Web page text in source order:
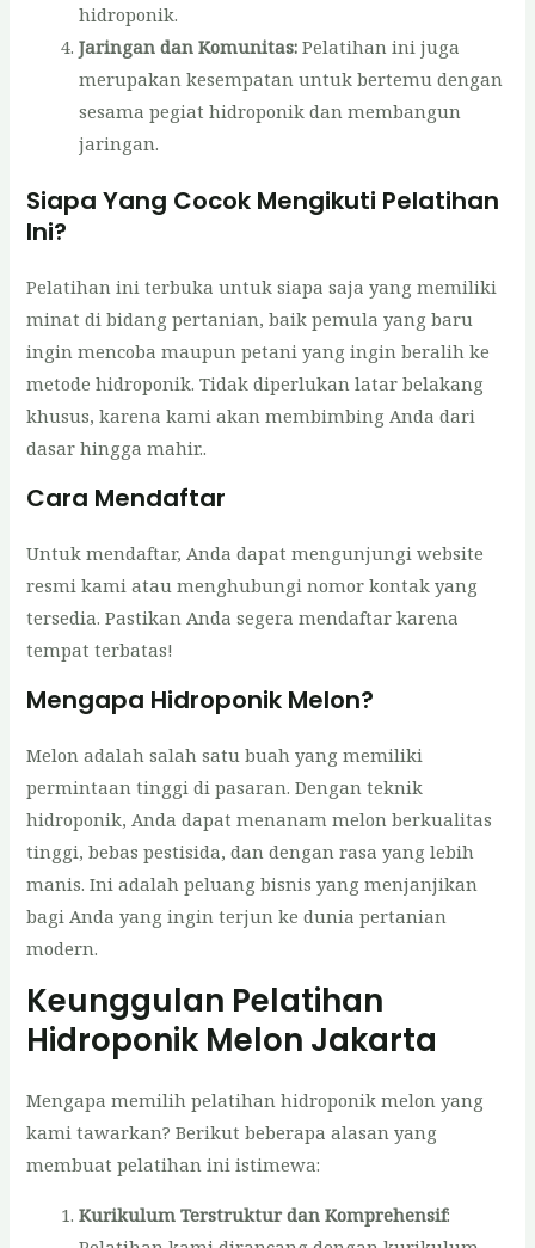
hidroponik.
Jaringan dan Komunitas: Pelatihan ini juga
merupakan kesempatan untuk bertemu dengan
sesama pegiat hidroponik dan membangun
jaringan.
Siapa Yang Cocok Mengikuti Pelatihan
Ini?
Pelatihan ini terbuka untuk siapa saja yang memiliki
minat di bidang pertanian, baik pemula yang baru
ingin mencoba maupun petani yang ingin beralih ke
metode hidroponik. Tidak diperlukan latar belakang
khusus, karena kami akan membimbing Anda dari
dasar hingga mahir..
Cara Mendaftar
Untuk mendaftar, Anda dapat mengunjungi website
resmi kami atau menghubungi nomor kontak yang
tersedia. Pastikan Anda segera mendaftar karena
tempat terbatas!
Mengapa Hidroponik Melon?
Melon adalah salah satu buah yang memiliki
permintaan tinggi di pasaran. Dengan teknik
hidroponik, Anda dapat menanam melon berkualitas
tinggi, bebas pestisida, dan dengan rasa yang lebih
manis. Ini adalah peluang bisnis yang menjanjikan
bagi Anda yang ingin terjun ke dunia pertanian
modern.
Keunggulan Pelatihan
Hidroponik Melon Jakarta
Mengapa memilih pelatihan hidroponik melon yang
kami tawarkan? Berikut beberapa alasan yang
membuat pelatihan ini istimewa:
Kurikulum Terstruktur dan Komprehensif: